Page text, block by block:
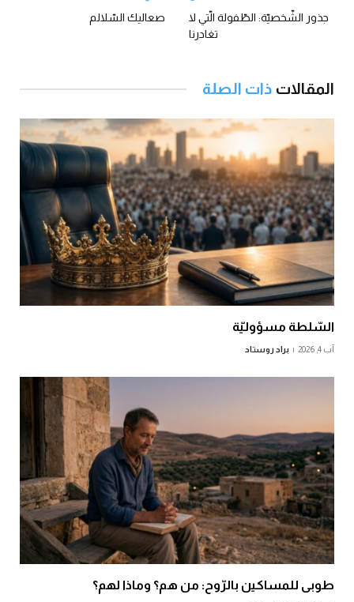
جذور الشّخصيّة: الطّفولة الّتي لا
تغادرنا
صعاليك السّلالم
المقالات ذات الصلة
السّلطة مسؤوليّة
آب 4, 2026 براد روستاد
طوبى للمساكين بالرّوح: من هم؟ وماذا لهم؟